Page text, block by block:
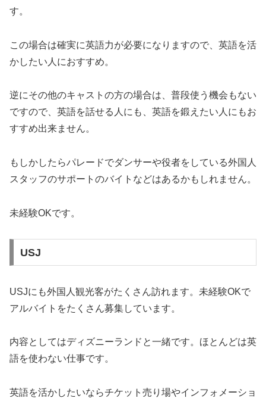
す。
この場合は確実に英語力が必要になりますので、英語を活
かしたい人におすすめ。
逆にその他のキャストの方の場合は、普段使う機会もない
ですので、英語を話せる人にも、英語を鍛えたい人にもお
すすめ出来ません。
もしかしたらパレードでダンサーや役者をしている外国人
スタッフのサポートのバイトなどはあるかもしれません。
未経験OKです。
USJ
USJにも外国人観光客がたくさん訪れます。未経験OKで
アルバイトをたくさん募集しています。
内容としてはディズニーランドと一緒です。ほとんどは英
語を使わない仕事です。
英語を活かしたいならチケット売り場やインフォメーショ